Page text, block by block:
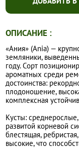
ОПИСАНИЕ :
«Ания» (Ania) —
земляники,
году. Сорт
ароматных среди
достоинства:
плодоношение,
комплексная
Кусты:
развитой корневой
блестящая,
высокие, что